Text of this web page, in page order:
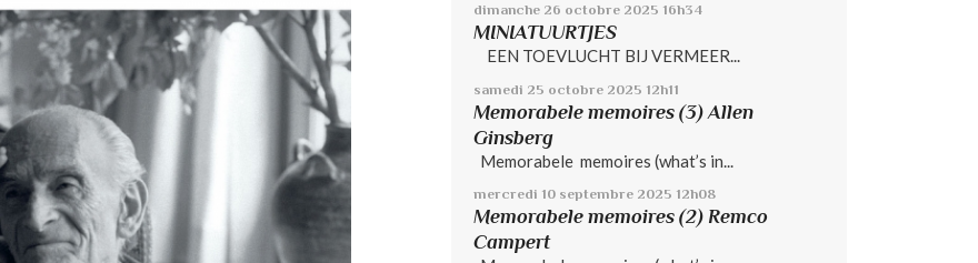
dimanche 26 octobre 2025 16h34
MINIATUURTJES
EEN TOEVLUCHT BIJ VERMEER...
samedi 25 octobre 2025 12h11
Memorabele memoires (3) Allen
Ginsberg
Memorabele memoires (what’s in...
mercredi 10 septembre 2025 12h08
Memorabele memoires (2) Remco
Campert